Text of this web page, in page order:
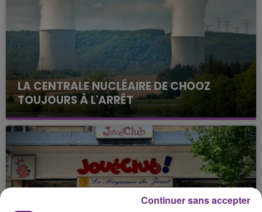
LA CENTRALE NUCLÉAIRE DE CHOOZ
TOUJOURS À L'ARRÊT
Cela fait déjà une semaine que la centrale
nucléaire ardennaise est à l'arrêt. Une situation
justifiée par la sécheresse intense qui est toujours
présente.
Continuer sans accepter